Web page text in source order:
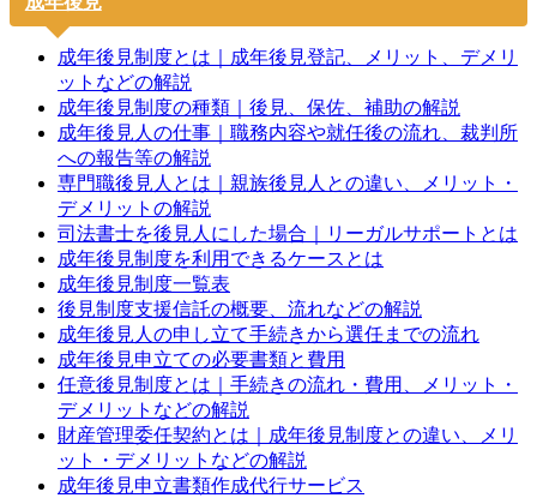
成年後見制度とは｜成年後見登記、メリット、デメリ
ットなどの解説
成年後見制度の種類｜後見、保佐、補助の解説
成年後見人の仕事｜職務内容や就任後の流れ、裁判所
への報告等の解説
専門職後見人とは｜親族後見人との違い、メリット・
デメリットの解説
司法書士を後見人にした場合｜リーガルサポートとは
成年後見制度を利用できるケースとは
成年後見制度一覧表
後見制度支援信託の概要、流れなどの解説
成年後見人の申し立て手続きから選任までの流れ
成年後見申立ての必要書類と費用
任意後見制度とは｜手続きの流れ・費用、メリット・
デメリットなどの解説
財産管理委任契約とは｜成年後見制度との違い、メリ
ット・デメリットなどの解説
成年後見申立書類作成代行サービス